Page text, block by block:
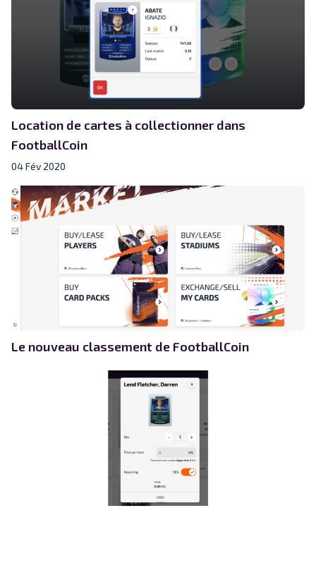
Location de cartes à collectionner dans
FootballCoin
04 Fév 2020
Le nouveau classement de FootballCoin